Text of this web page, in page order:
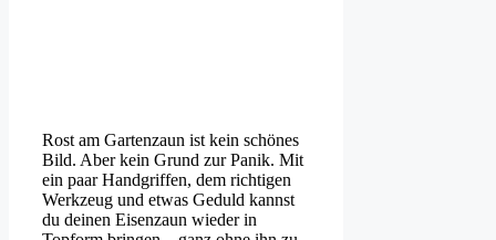
Rost am Gartenzaun ist kein schönes
Bild. Aber kein Grund zur Panik. Mit
ein paar Handgriffen, dem richtigen
Werkzeug und etwas Geduld kannst
du deinen Eisenzaun wieder in